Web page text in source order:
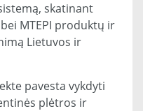
skatinant
MTEPI produktų ir
Lietuvos ir
pavesta vykdyti
plėtros ir